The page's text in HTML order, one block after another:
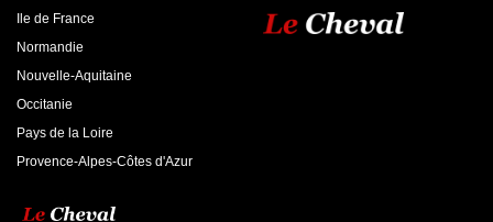
Ile de France
Normandie
Nouvelle-Aquitaine
Occitanie
Pays de la Loire
Provence-Alpes-Côtes d'Azur